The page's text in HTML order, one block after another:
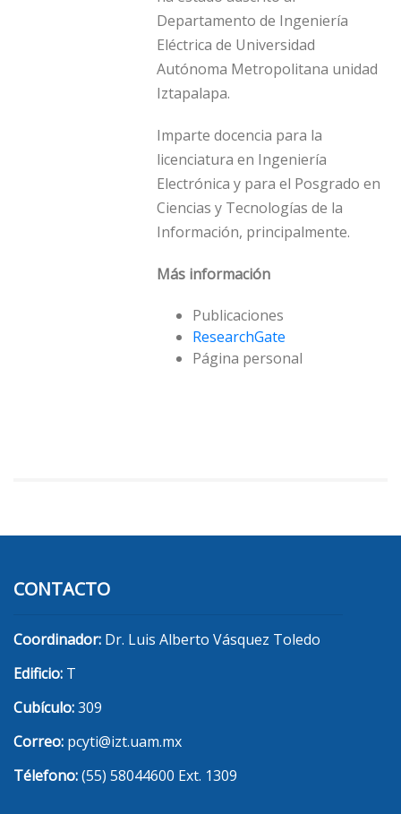
Departamento de Ingenierí­a
Eléctrica de Universidad
Autónoma Metropolitana unidad
Iztapalapa.
Imparte docencia para la
licenciatura en Ingenierí­a
Electrónica y para el Posgrado en
Ciencias y Tecnologí­as de la
Información, principalmente.
Más información
Publicaciones
ResearchGate
Página personal
CONTACTO
Coordinador: Dr. Luis Alberto Vásquez Toledo
Edificio: T
Cubículo:309
Correo: pcyti@izt.uam.mx
Télefono:(55) 58044600 Ext. 1309